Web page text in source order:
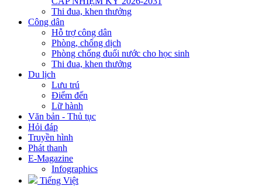
Thi đua, khen thưởng
Công dân
Hỗ trợ công dân
Phòng, chống dịch
Phòng chống đuối nước cho học sinh
Thi đua, khen thưởng
Du lịch
Lưu trú
Điểm đến
Lữ hành
Văn bản - Thủ tục
Hỏi đáp
Truyền hình
Phát thanh
E-Magazine
Infographics
Tiếng Việt